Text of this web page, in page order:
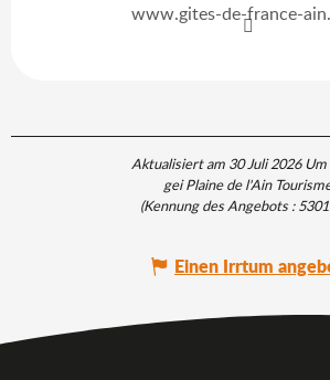
www.gites-de-france-
Aktualisiert am 30 Juli 2026 Um
gei Plaine de l'Ain
(Kennung des Angebots :
Einen Irrtum